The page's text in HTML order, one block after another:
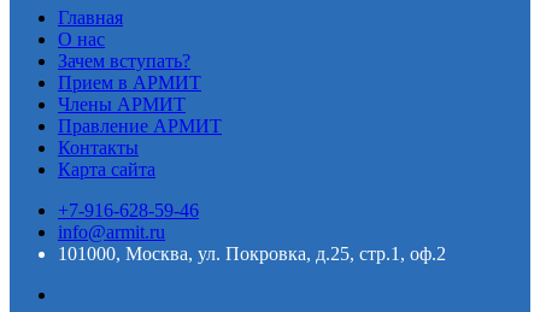
Главная
О нас
Зачем вступать?
Прием в АРМИТ
Члены АРМИТ
Правление АРМИТ
Контакты
Карта сайта
+7-916-628-59-46
info@armit.ru
101000, Москва, ул. Покровка, д.25, стр.1, оф.2